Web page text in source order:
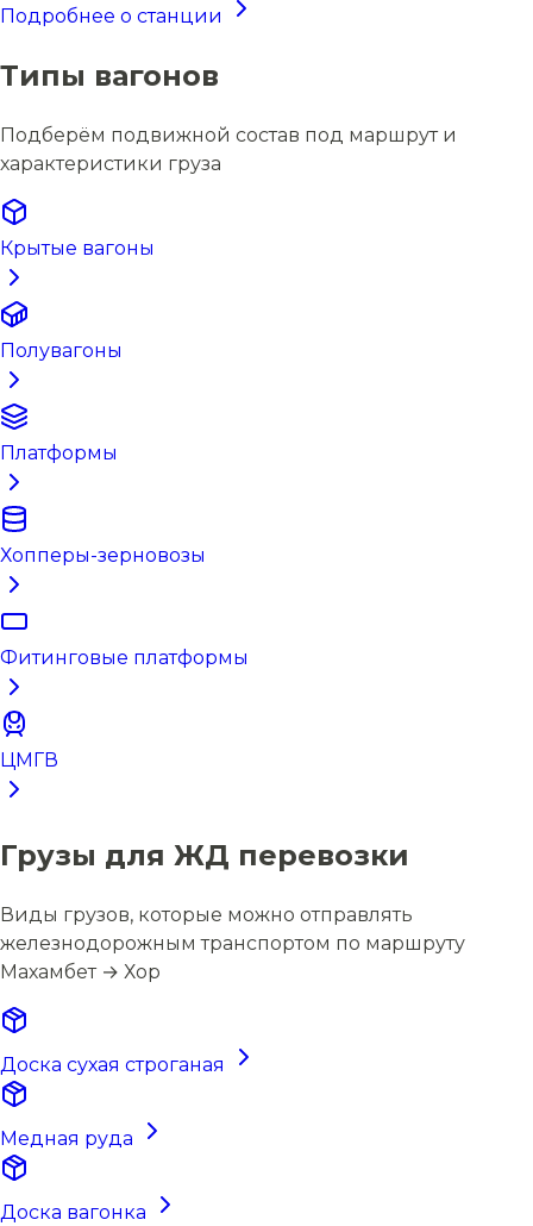
Подробнее о станции
Типы вагонов
Подберём подвижной состав под маршрут и
характеристики груза
Крытые вагоны
Полувагоны
Платформы
Хопперы-зерновозы
Фитинговые платформы
ЦМГВ
Грузы для ЖД перевозки
Виды грузов, которые можно отправлять
железнодорожным транспортом по маршруту
Махамбет → Хор
Доска сухая строганая
Медная руда
Доска вагонка